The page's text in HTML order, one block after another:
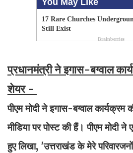
प्रधानमंत्री ने इगास-बग्वाल
शेयर -
पीएम मोदी ने इगास-बग्वाल
मीडिया पर पोस्ट की हैं। पीएम मोदी
हुए लिखा, 'उत्तराखंड के मेरे